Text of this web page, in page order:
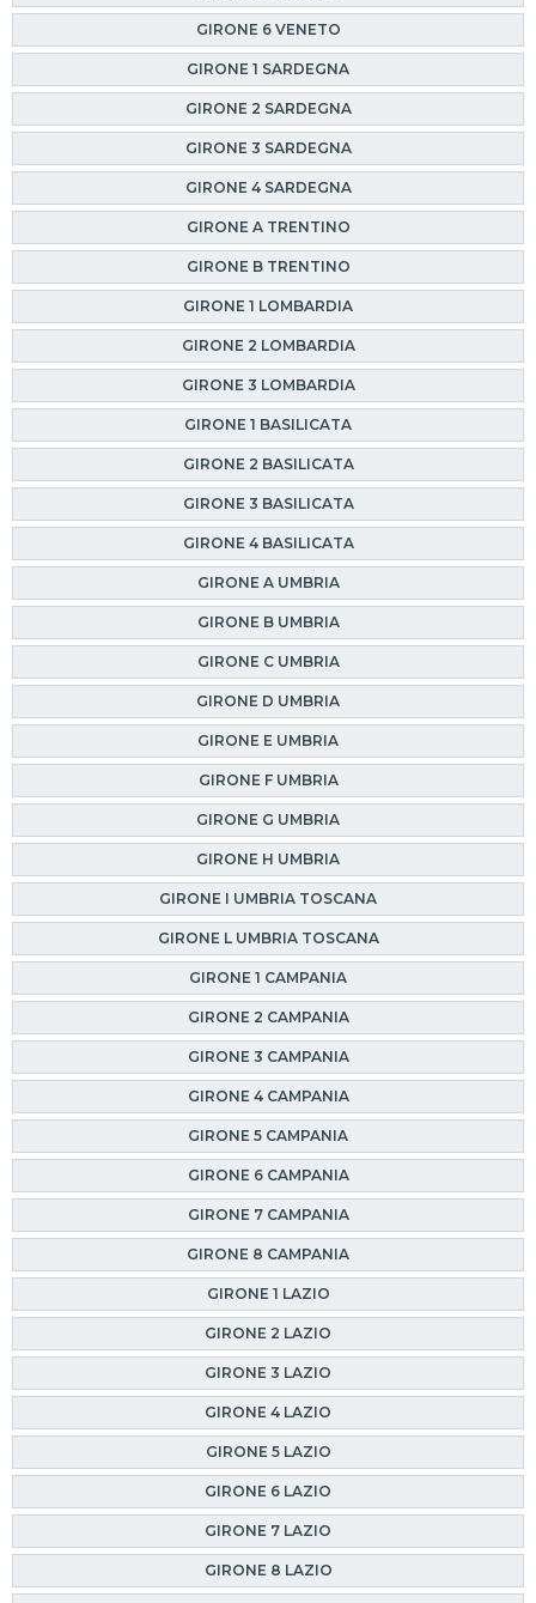
GIRONE 6 VENETO
GIRONE 1 SARDEGNA
GIRONE 2 SARDEGNA
GIRONE 3 SARDEGNA
GIRONE 4 SARDEGNA
GIRONE A TRENTINO
GIRONE B TRENTINO
GIRONE 1 LOMBARDIA
GIRONE 2 LOMBARDIA
GIRONE 3 LOMBARDIA
GIRONE 1 BASILICATA
GIRONE 2 BASILICATA
GIRONE 3 BASILICATA
GIRONE 4 BASILICATA
GIRONE A UMBRIA
GIRONE B UMBRIA
GIRONE C UMBRIA
GIRONE D UMBRIA
GIRONE E UMBRIA
GIRONE F UMBRIA
GIRONE G UMBRIA
GIRONE H UMBRIA
GIRONE I UMBRIA TOSCANA
GIRONE L UMBRIA TOSCANA
GIRONE 1 CAMPANIA
GIRONE 2 CAMPANIA
GIRONE 3 CAMPANIA
GIRONE 4 CAMPANIA
GIRONE 5 CAMPANIA
GIRONE 6 CAMPANIA
GIRONE 7 CAMPANIA
GIRONE 8 CAMPANIA
GIRONE 1 LAZIO
GIRONE 2 LAZIO
GIRONE 3 LAZIO
GIRONE 4 LAZIO
GIRONE 5 LAZIO
GIRONE 6 LAZIO
GIRONE 7 LAZIO
GIRONE 8 LAZIO